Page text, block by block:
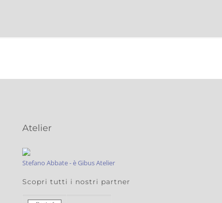
Atelier
Stefano Abbate - è Gibus Atelier
Scopri tutti i nostri partner